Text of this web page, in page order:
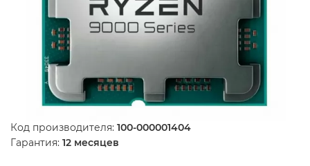
Код производителя: 100-000001404
Гарантия: 12 месяцев